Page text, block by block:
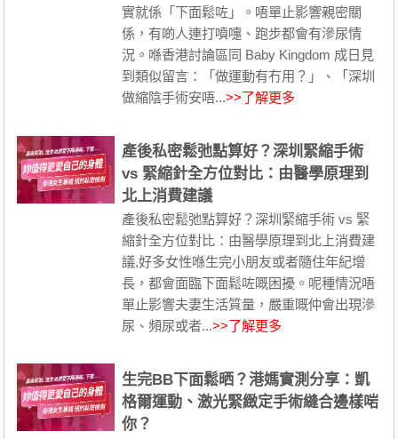
實就係「下面鬆咗」。唔單止影響親密關
係，有啲人連打噴嚏、跑步都會有滲尿情
況。喺香港討論區同 Baby Kingdom 成日見
到類似留言：「做運動有冇用？」、「深圳
做縮陰手術安唔...>>了解更多
產後私密鬆弛點算好？深圳緊縮手術
vs 緊縮針全方位對比：由醫學原理到
北上消費建議
產後私密鬆弛點算好？深圳緊縮手術 vs 緊
縮針全方位對比：由醫學原理到北上消費建
議,好多女性喺生完小朋友或者隨住年紀增
長，都會面臨下面鬆咗嘅困擾。呢種情況唔
單止影響夫妻生活質量，嚴重嘅仲會出現滲
尿、頻尿或者...>>了解更多
生完BB下面鬆晒？港媽實測分享：凱
格爾運動、激光緊緻定手術縫合邊樣啱
你？